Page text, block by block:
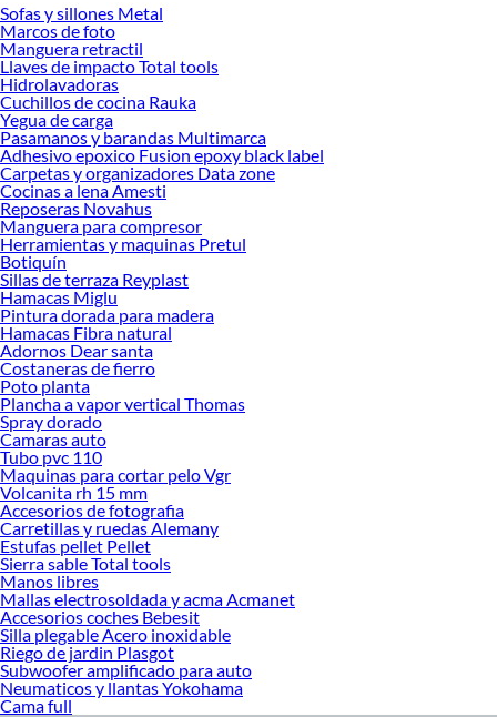
Desde remodelaciones hasta proyectos de decoración, estamos aquí para hacer
tus ideas realidad. ¡Visítanos y encuentra todo lo que tenemos para ofrecerte en
Mesas de living!
Explora la variedad de productos de Mesas de living en Sodimac
Herramientas, materiales y accesorios de calidad para tus proyectos y
renovación de espacios. ¡Visítanos y descubre todo lo que tenemos para
ofrecerte!
Encuentra una amplia variedad de productos de Mesas de living en Sodimac.
Encuentra todo lo necesario para tus proyectos de renovación y decoración.
¡Visítanos y haz tus ideas realidad!
Sofas y sillones Metal
Marcos de foto
Manguera retractil
Llaves de impacto Total tools
Hidrolavadoras
Cuchillos de cocina Rauka
Yegua de carga
Pasamanos y barandas Multimarca
Adhesivo epoxico Fusion epoxy black label
Carpetas y organizadores Data zone
Cocinas a lena Amesti
Reposeras Novahus
Manguera para compresor
Herramientas y maquinas Pretul
Botiquín
Sillas de terraza Reyplast
Hamacas Miglu
Pintura dorada para madera
Hamacas Fibra natural
Adornos Dear santa
Costaneras de fierro
Poto planta
Plancha a vapor vertical Thomas
Spray dorado
Camaras auto
Tubo pvc 110
Maquinas para cortar pelo Vgr
Volcanita rh 15 mm
Accesorios de fotografia
Carretillas y ruedas Alemany
Estufas pellet Pellet
Sierra sable Total tools
Manos libres
Mallas electrosoldada y acma Acmanet
Accesorios coches Bebesit
Silla plegable Acero inoxidable
Riego de jardin Plasgot
Subwoofer amplificado para auto
Neumaticos y llantas Yokohama
Cama full